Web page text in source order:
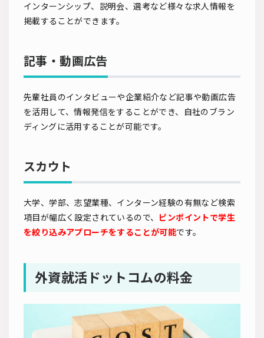
インターンシップ、説明会、選考など様々な求人情報を
掲載することができます。
記事・動画広告
先輩社員のインタビューや企業紹介など記事や動画広告
を活用して、情報発信をすることができ、自社のブラン
ディングに活用することが可能です。
スカウト
大学、学部、志望業種、インターン経験の有無など検索
項目が幅広く設定されているので、 ピンポイントで学生
を絞り込みアプローチをすることが可能です。
外資就活ドットコムの料金